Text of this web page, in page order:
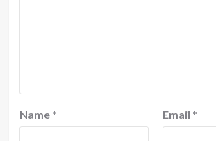
Name * Email *